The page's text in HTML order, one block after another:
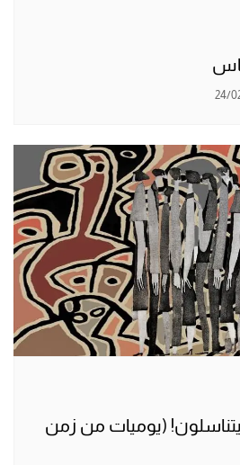
24/
(يوميات من زمن